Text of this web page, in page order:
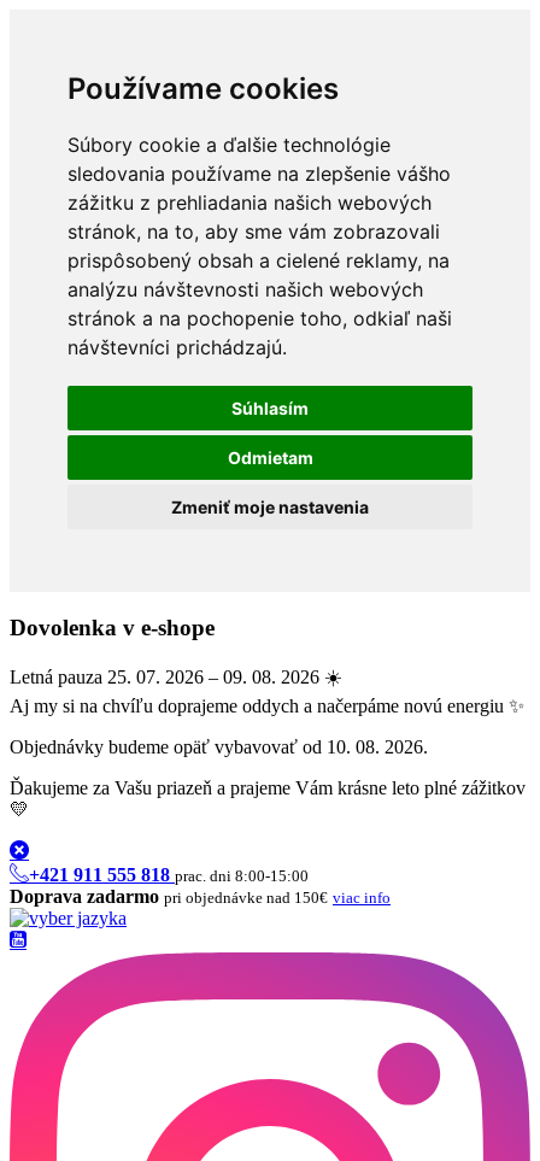
Používame cookies
Súbory cookie a ďalšie technológie
sledovania používame na zlepšenie vášho
zážitku z prehliadania našich webových
stránok, na to, aby sme vám zobrazovali
prispôsobený obsah a cielené reklamy, na
analýzu návštevnosti našich webových
stránok a na pochopenie toho, odkiaľ naši
návštevníci prichádzajú.
Súhlasím
Odmietam
Zmeniť moje nastavenia
Dovolenka v e-shope
Letná pauza 25. 07. 2026 – 09. 08. 2026 ☀️
Aj my si na chvíľu doprajeme oddych a načerpáme novú energiu ✨
Objednávky budeme opäť vybavovať od 10. 08. 2026.
Ďakujeme za Vašu priazeň a prajeme Vám krásne leto plné zážitkov
💛
+421 911 555 818 prac. dni 8:00-15:00
Doprava zadarmo pri objednávke nad 150€ viac info